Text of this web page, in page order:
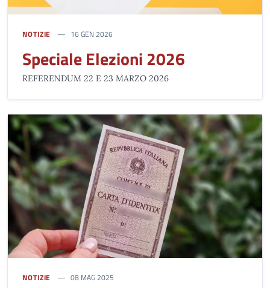
NOTIZIE 16 GEN 2026
Speciale Elezioni 2026
REFERENDUM 22 E 23 MARZO 2026
NOTIZIE 08 MAG 2025